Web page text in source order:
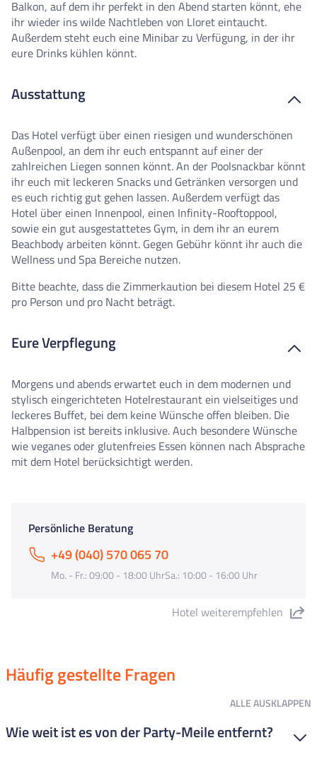
Balkon, auf dem ihr perfekt in den Abend starten könnt, ehe
ihr wieder ins wilde Nachtleben von Lloret eintaucht.
Außerdem steht euch eine Minibar zu Verfügung, in der ihr
eure Drinks kühlen könnt.
Ausstattung
Das Hotel verfügt über einen riesigen und wunderschönen
Außenpool, an dem ihr euch entspannt auf einer der
zahlreichen Liegen sonnen könnt. An der Poolsnackbar könnt
ihr euch mit leckeren Snacks und Getränken versorgen und
es euch richtig gut gehen lassen. Außerdem verfügt das
Hotel über einen Innenpool, einen Infinity-Rooftoppool,
sowie ein gut ausgestattetes Gym, in dem ihr an eurem
Beachbody arbeiten könnt. Gegen Gebühr könnt ihr auch die
Wellness und Spa Bereiche nutzen.
Bitte beachte, dass die Zimmerkaution bei diesem Hotel 25 €
pro Person und pro Nacht beträgt.
Eure Verpflegung
Morgens und abends erwartet euch in dem modernen und
stylisch eingerichteten Hotelrestaurant ein vielseitiges und
leckeres Buffet, bei dem keine Wünsche offen bleiben. Die
Halbpension ist bereits inklusive. Auch besondere Wünsche
wie veganes oder glutenfreies Essen können nach Absprache
mit dem Hotel berücksichtigt werden.
Persönliche Beratung
+49 (040) 570 065 70
Mo. - Fr.: 09:00 - 18:00 UhrSa.: 10:00 - 16:00 Uhr
Hotel weiterempfehlen
Häufig gestellte Fragen
ALLEAUSKLAPPEN
Wie weit ist es von der Party-Meile entfernt?